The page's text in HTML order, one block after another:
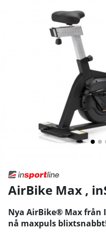
AirBike Max ,
Nya AirBike® Max från
nå maxpuls